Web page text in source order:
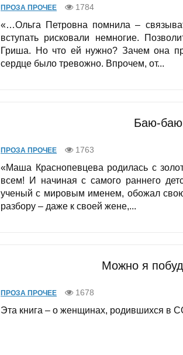
ПРОЗА ПРОЧЕЕ 1784
«…Ольга Петровна помнила –
вступать рисковали немногие.
Гриша. Но что ей нужно? Зачем она
сердце было тревожно. Впрочем, от...
Баю-
ПРОЗА ПРОЧЕЕ 1763
«Маша Краснопевцева родилась с
всем! И начиная с самого раннего
ученый с мировым именем, обожал
разбору – даже к своей жене,...
Можно я
ПРОЗА ПРОЧЕЕ 1678
Эта книга – о женщинах, родившихся в